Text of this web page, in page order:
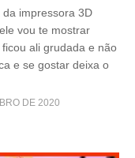
impressora 3D
vou te mostrar
ali grudada e não
e se gostar deixa o
DE 2020